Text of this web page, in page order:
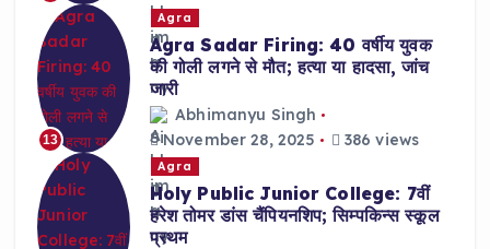
13
Agra
Agra Sadar Firing: 40 वर्षीय युवक
की गोली लगने से मौत; हत्या या हादसा, जांच
जारी
Abhimanyu Singh
November 28, 2025
386 views
Agra
Holy Public Junior College: 7वीं
हरेश तोमर डांस चैंपियनशिप; सिम्पकिन्स स्कूल
प्रथम